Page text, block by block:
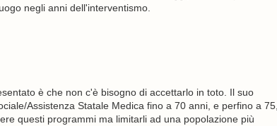
negli anni dell'interventismo.
è che non c'è bisogno di accettarlo in toto. Il suo
Assistenza Statale Medica fino a 70 anni, e perfino a 75,
questi programmi ma limitarli ad una popolazione più